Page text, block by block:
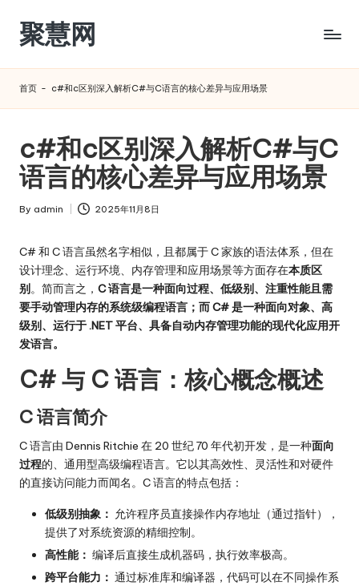
Skip
content
聚慧网
首页 - c#和c区别深入解析C#与C语言的核心差异与应用场景
c#和c区别深入解析C#与C
语言的核心差异与应用场景
Posted
By admin 2025年11月8日
C# 和 C 语言虽然名字相似，且都属于 C 家族的语法体系，但在
设计理念、运行环境、内存管理和应用场景等方面存在本质区
别。简而言之， C 语言是一种面向过程、低级别、注重性能且需
要手动管理内存的系统级编程语言；而 C# 是一种面向对象、高
级别、运行于 .NET 平台、具备自动内存管理功能的现代化应用开
发语言。
C# 与 C 语言：核心概念概述
C 语言简介
C 语言由 Dennis Ritchie 在 20 世纪 70 年代初开发，是一种面向
过程的、通用型高级编程语言。它以其高效性、灵活性和对硬件
的直接访问能力而闻名。C 语言的特点包括：
低级别抽象： 允许程序员直接操作内存地址（通过指针），
提供了对系统资源的精细控制。
高性能： 编译后直接生成机器码，执行效率极高。
跨平台能力： 通过标准库和编译器，代码可以在不同操作系